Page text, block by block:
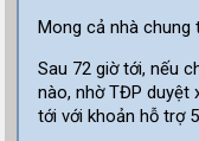
Mong cả nhà chung
Sau 72 giờ tới, nếu
nào, nhờ TĐP duyệt
tới với khoản hỗ trợ